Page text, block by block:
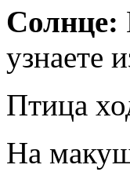
Солнце:
узнаете
Птица
На